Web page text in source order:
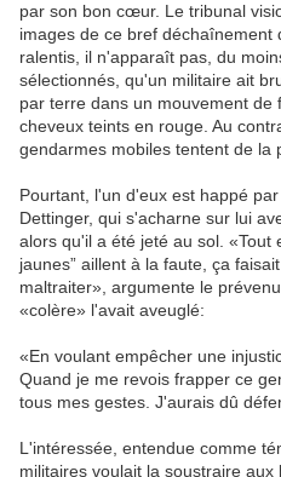
par son bon cœur. Le tribunal
images de ce bref déchaînement
ralentis, il n'apparaît pas, du
sélectionnés, qu'un militaire ait
par terre dans un mouvement de
cheveux teints en rouge. Au
gendarmes mobiles tentent de la
Pourtant, l'un d'eux est happé
Dettinger, qui s'acharne sur lui
alors qu'il a été jeté au sol. «Tout
jaunes” aillent à la faute, ça
maltraiter», argumente le
«colère» l'avait aveuglé:
«En voulant empêcher une
Quand je me revois frapper ce
tous mes gestes. J'aurais dû
L'intéressée, entendue comme
militaires voulait la soustraire